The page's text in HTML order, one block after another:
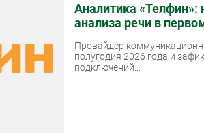
Аналитика «Телфин»:
анализа речи в
Провайдер
полугодия 2026 года и
подключений...